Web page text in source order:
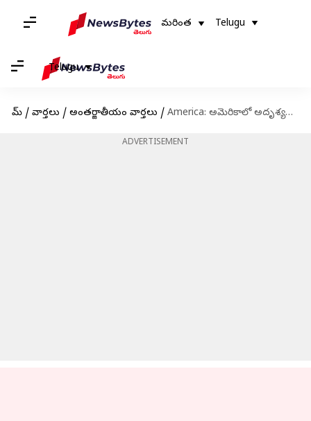
మరింత Telugu
Telugu
హోమ్ / వార్తలు / అంతర్జాతీయం వార్తలు / America: అమెరికాలో అదృశ్యమైన భారతీయ విద్యార్థి శవమై కనిపించాడు!
ADVERTISEMENT